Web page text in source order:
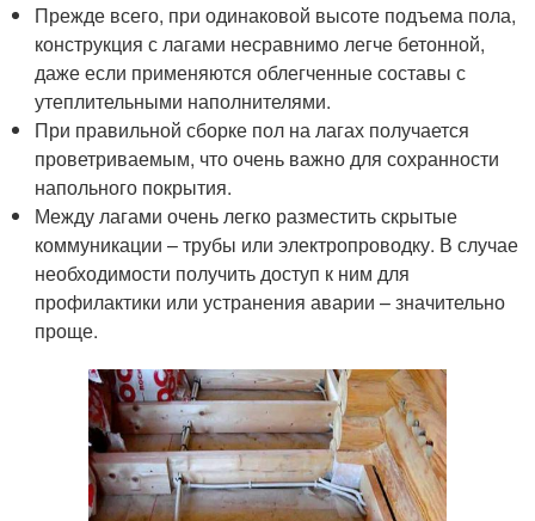
Прежде всего, при одинаковой высоте подъема пола,
конструкция с лагами несравнимо легче бетонной,
даже если применяются облегченные составы с
утеплительными наполнителями.
При правильной сборке пол на лагах получается
проветриваемым, что очень важно для сохранности
напольного покрытия.
Между лагами очень легко разместить скрытые
коммуникации – трубы или электропроводку. В случае
необходимости получить доступ к ним для
профилактики или устранения аварии – значительно
проще.